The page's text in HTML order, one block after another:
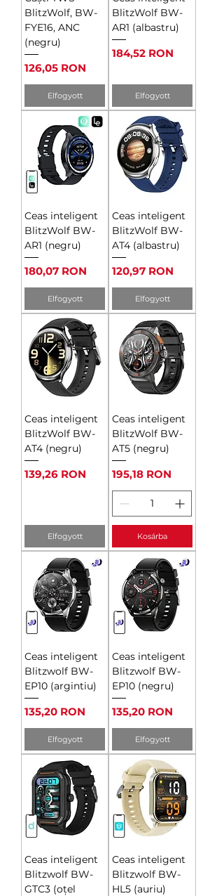
BlitzWolf, BW-
FYE16, ANC
(negru)
Ár
126,05 RON
Elfogyott
BlitzWolf BW-
AR1 (albastru)
Ár
184,52 RON
Elfogyott
Ceas inteligent
BlitzWolf BW-
AR1 (negru)
Ár
180,07 RON
Elfogyott
Ceas inteligent
BlitzWolf BW-
AT4 (albastru)
Ár
120,97 RON
Elfogyott
Ceas inteligent
BlitzWolf BW-
AT4 (negru)
Ár
139,26 RON
Elfogyott
Ceas inteligent
BlitzWolf BW-
AT5 (negru)
Ár
195,18 RON
Kosárba
Ceas inteligent
Blitzwolf BW-
EP10 (argintiu)
Ár
135,20 RON
Elfogyott
Ceas inteligent
Blitzwolf BW-
EP10 (negru)
Ár
135,20 RON
Elfogyott
Ceas inteligent
Blitzwolf BW-
GTC3 (oțel
Ceas inteligent
Blitzwolf BW-
HL5 (auriu)